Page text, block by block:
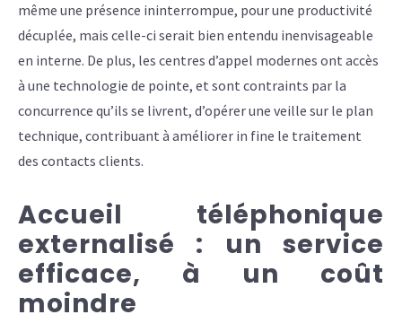
même une présence ininterrompue, pour une productivité
décuplée, mais celle-ci serait bien entendu inenvisageable
en interne. De plus, les centres d’appel modernes ont accès
à une technologie de pointe, et sont contraints par la
concurrence qu’ils se livrent, d’opérer une veille sur le plan
technique, contribuant à améliorer in fine le traitement
des contacts clients.
Accueil téléphonique
externalisé : un service
efficace, à un coût
moindre